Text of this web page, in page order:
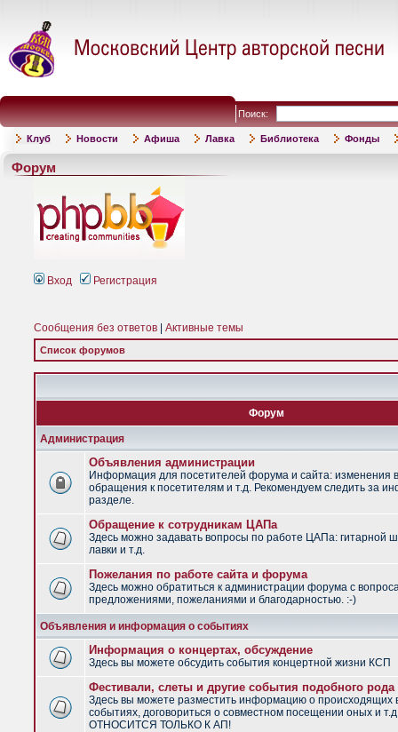
Поиск:
Клуб Новости Афиша Лавка Библиотека Фонды
Форум
Вход Регистрация
Сообщения без ответов Активные темы
Список форумов
Форум
Администрация
Объявления администрации
Информация для посетителей форума и сайта: изменения
обращения к посетителям и т.д. Рекомендуем следить за
разделе.
Обращение к сотрудникам ЦАПа
Здесь можно задавать вопросы по работе ЦАПа: гитарной
лавки и т.д.
Пожелания по работе сайта и форума
Здесь можно обратиться к администрации форума с
предложениями, пожеланиями и благодарностью. :-)
Объявления и информация о событиях
Информация о концертах, обсуждение
Здесь вы можете обсудить события концертной жизни КСП
Фестивали, слеты и другие события подобного рода
Здесь вы можете разместить информацию о
событиях, договориться о совместном посещении оных и
ОТНОСИТСЯ ТОЛЬКО К АП!